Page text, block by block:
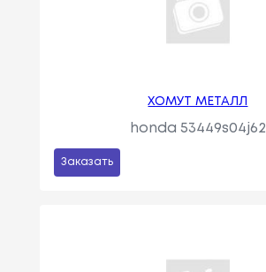
ХОМУТ МЕТАЛЛ
honda 53449s04j62
Заказать